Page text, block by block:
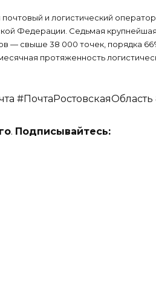
и логистический оператор
Федерации. Седьмая
— свыше 38 000 точек, порядка
протяженность
. Подписывайтесь: